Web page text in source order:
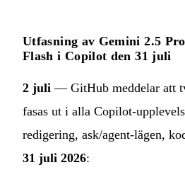
Utfasning av Gemini 2.5
Flash i Copilot den 31 juli
2 juli — GitHub meddelar att
fasas ut i alla Copilot-
redigering, ask/agent-lägen,
31 juli 2026: